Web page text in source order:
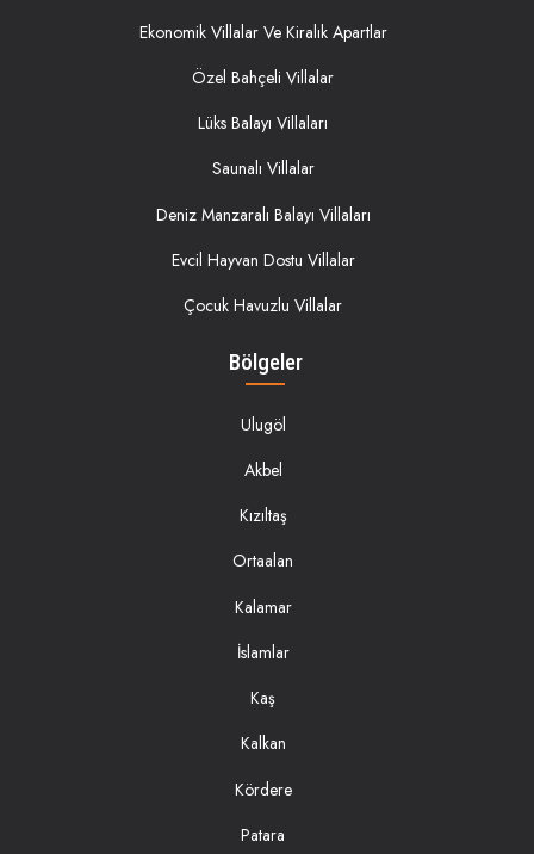
Ekonomik Villalar Ve Kiralık Apartlar
Özel Bahçeli Villalar
Lüks Balayı Villaları
Saunalı Villalar
Deniz Manzaralı Balayı Villaları
Evcil Hayvan Dostu Villalar
Çocuk Havuzlu Villalar
Bölgeler
Ulugöl
Akbel
Kızıltaş
Ortaalan
Kalamar
İslamlar
Kaş
Kalkan
Kördere
Patara